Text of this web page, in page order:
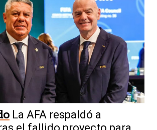
La AFA respaldó a
el fallido proyecto para